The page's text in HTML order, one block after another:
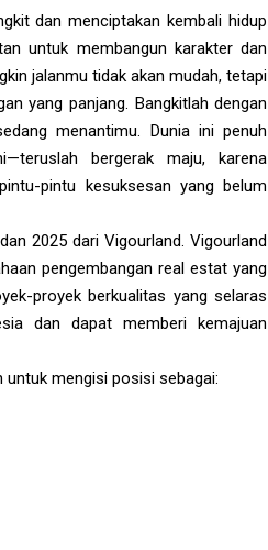
dan menciptakan kembali hidup
untuk membangun karakter dan
jalanmu tidak akan mudah, tetapi
yang panjang. Bangkitlah dengan
menantimu. Dunia ini penuh
bergerak maju, karena
pintu kesuksesan yang belum
2025 dari Vigourland. Vigourland
pengembangan real estat yang
proyek berkualitas yang selaras
dan dapat memberi kemajuan
mengisi posisi sebagai: